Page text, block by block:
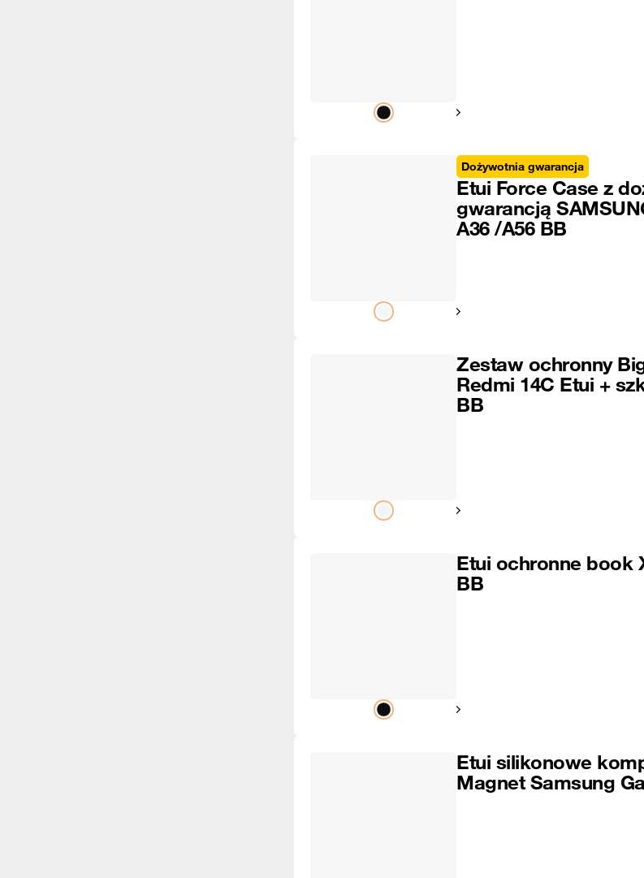
Pokaż następny
Pokaż następny
Dożywotnia gwarancja
Etui Force Case z
gwarancją
A36 /A56 BB
Pokaż następny
Zestaw ochronny
Redmi 14C Etui +
BB
Pokaż następny
Etui ochronne book
BB
Etui silikonowe
Magnet Samsung